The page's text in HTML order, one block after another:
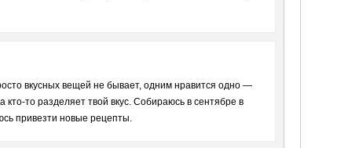
вкусных вещей не бывает, одним нравится одно —
кто-то разделяет твой вкус. Собираюсь в сентябре в
привезти новые рецепты.